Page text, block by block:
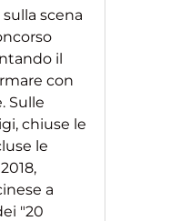
scena
il
con
Sulle
chiuse le
le
a
"20